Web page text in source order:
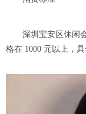
深圳宝安区休闲会
格在 1000 元以上，